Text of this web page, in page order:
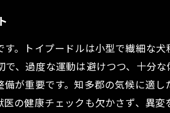
。トイプードルは小型で繊細な
、過度な運動は避けつつ、十分
が重要です。知多郡の気候に適
の健康チェックも欠かさず、異